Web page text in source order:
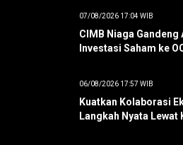
07/08/2026 17:04 WIB
CIMB Niaga
Investasi Saham ke
06/08/2026 17:57 WIB
Kuatkan Kolaborasi
Langkah Nyata Lewat